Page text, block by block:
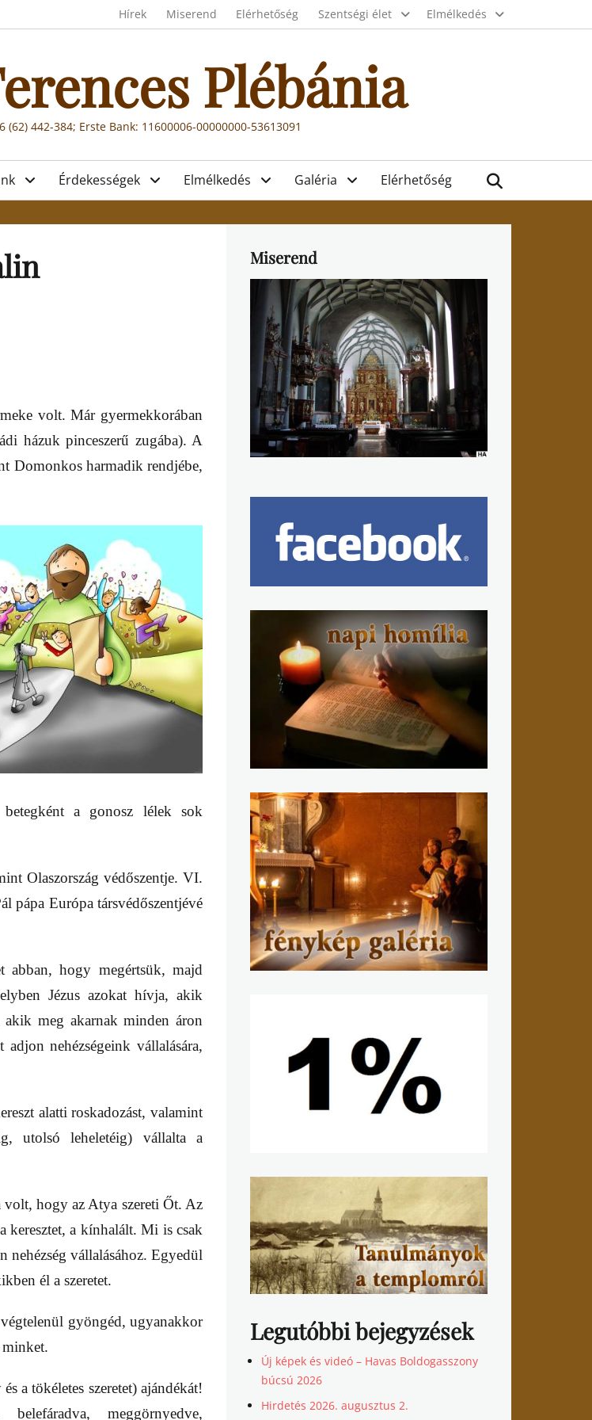
Header menu
Hírek Miserend Elérhetőség Szentségi élet Elmélkedés
Plébánia
442-384; Erste Bank: 11600006-00000000-53613091
Érdekességek Elmélkedés Galéria Elérhetőség
volt. Már gyermekkorában
házuk pinceszerű zugába). A
Domonkos harmadik rendjébe,
a gonosz lélek sok
Olaszország védőszentje. VI.
pápa Európa társvédőszentjévé
abban, hogy megértsük, majd
Jézus azokat hívja, akik
meg akarnak minden áron
nehézségeink vállalására,
alatti roskadozást, valamint
utolsó leheletéig) vállalta a
volt, hogy az Atya szereti Őt. Az
keresztet, a kínhalált. Mi is csak
nehézség vállalásához. Egyedül
él a szeretet.
gyöngéd, ugyanakkor
minket.
a tökéletes szeretet) ajándékát!
meggörnyedve,
Miserend
Legutóbbi bejegyzések
Új képek és videó – Havas Boldogasszony
búcsú 2026
Hirdetés 2026. augusztus 2.